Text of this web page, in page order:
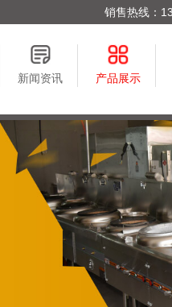
销售热线：
新闻资讯 产品展示